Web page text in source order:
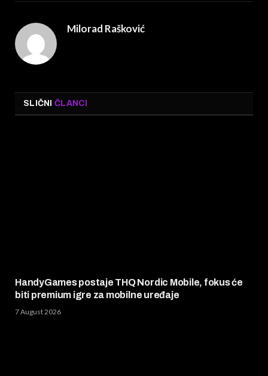
Milorad Rašković
SLIČNI ČLANCI
HandyGames postaje THQ Nordic Mobile, fokus će
biti premium igre za mobilne uređaje
7 August 2026